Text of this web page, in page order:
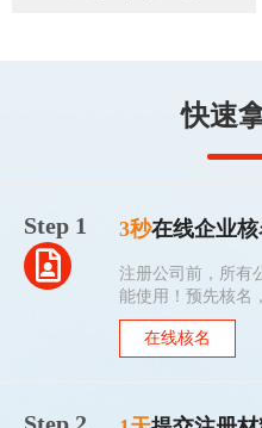
快速
Step 1 3秒在线企业核
注册公司前，所有
能使用！预先核名
在线核名